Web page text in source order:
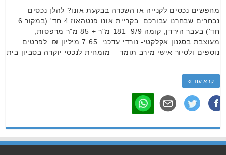
מחפשים נכסים לקנייה או השכרה בבקעת אונו? להלן נכסים
נבחרים שבחרנו עבורכם: בקריית אונו פנטהאוז 4 חד' (במקור 6
חד') בעבר הירדן, קומה 9/9 181 מ"ר + 85 מ"ר מרפסות,
מעוצבת בסגנון אקלקטי- נורדי עדכני. 7.65 מיליון ₪. לפרטים
נוספים ולסיור אישי מירב תומר – מומחית לנכסי יוקרה בסביון בית
…
קרא עוד »